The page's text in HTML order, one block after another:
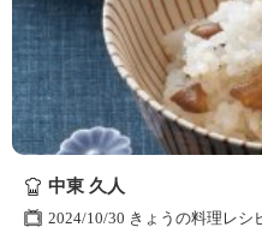
中東 久人
2024/10/30 きょうの料理レシ